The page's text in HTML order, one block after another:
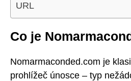
URL
Co je
Nomarmaconded.com je
prohlížeč únosce – typ